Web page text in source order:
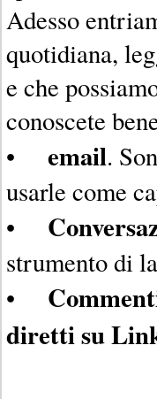
Adesso
quotidiana,
e che
conoscete
•
email.
usarle come
•
strumento di
•
diretti su